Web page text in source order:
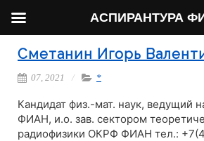
Сметанин Игорь
07, 2021 *
Кандидат физ.-мат. наук, ведущий
ФИАН, и.о. зав. сектором
радиофизики ОКРФ ФИАН тел.:
АСПИРАНТУРА